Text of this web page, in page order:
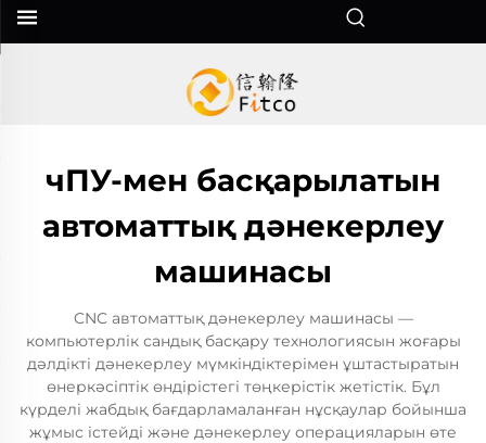
чПУ-мен басқарылатын
автоматтық дәнекерлеу
машинасы
CNC автоматтық дәнекерлеу машинасы —
компьютерлік сандық басқару технологиясын жоғары
дәлдікті дәнекерлеу мүмкіндіктерімен ұштастыратын
өнеркәсіптік өндірістегі төңкерістік жетістік. Бұл
күрделі жабдық бағдарламаланған нұсқаулар бойынша
жұмыс істейді және дәнекерлеу операцияларын өте